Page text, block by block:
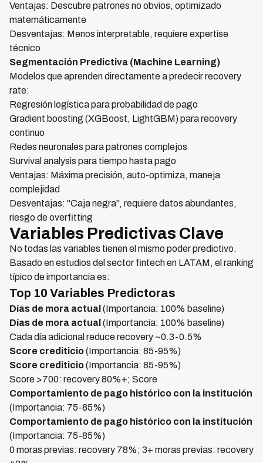
Ventajas: Descubre patrones no obvios, optimizado
matemáticamente
Desventajas: Menos interpretable, requiere expertise
técnico
Segmentación Predictiva (Machine Learning)
Modelos que aprenden directamente a predecir recovery
rate:
Regresión logística para probabilidad de pago
Gradient boosting (XGBoost, LightGBM) para recovery
continuo
Redes neuronales para patrones complejos
Survival analysis para tiempo hasta pago
Ventajas: Máxima precisión, auto-optimiza, maneja
complejidad
Desventajas: "Caja negra", requiere datos abundantes,
riesgo de overfitting
Variables Predictivas Clave
No todas las variables tienen el mismo poder predictivo.
Basado en estudios del sector fintech en LATAM, el ranking
típico de importancia es:
Top 10 Variables Predictoras
Días de mora actual (Importancia: 100% baseline)
Días de mora actual (Importancia: 100% baseline)
Cada día adicional reduce recovery ~0.3-0.5%
Score crediticio(Importancia: 85-95%)
Score crediticio(Importancia: 85-95%)
Score >700: recovery 80%+; Score
Comportamiento de pago histórico con la institución
(Importancia: 75-85%)
Comportamiento de pago histórico con la institución
(Importancia: 75-85%)
0 moras previas: recovery 78%; 3+ moras previas: recovery